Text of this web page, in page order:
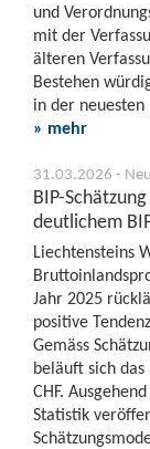
und
mit der
älteren
Bestehen
in der neuesten
» mehr
31.03.2026 -
BIP-
deutlichem
Liechtensteins
Jahr 2025
positive
Gemäss
beläuft sich
CHF.
Statistik